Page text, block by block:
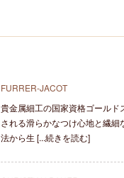
FURRER-JACOT
貴金属細工の国家資格ゴールド
される滑らかなつけ心地と繊細
法から生 [...続きを読む]